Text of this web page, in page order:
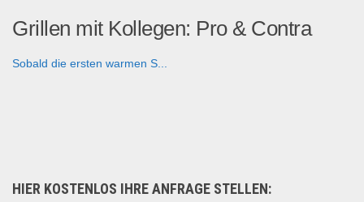
Grillen mit Kollegen: Pro & Contra
Sobald die ersten warmen S...
HIER KOSTENLOS IHRE ANFRAGE STELLEN: